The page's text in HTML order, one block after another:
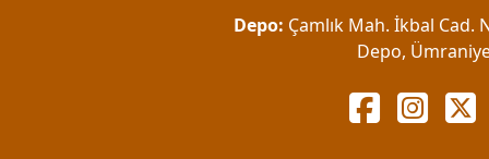
Depo: Çamlık Mah. İkbal Cad.
Depo,